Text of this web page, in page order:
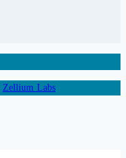
Zellium Labs